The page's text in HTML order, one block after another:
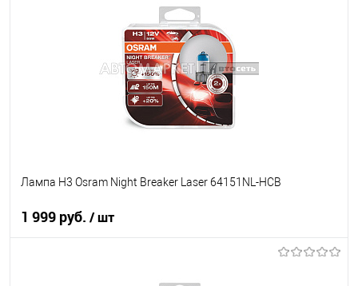
В наличии
Лампа H3 Osram Night Breaker Laser 64151NL-HCB
1 999 руб. / шт